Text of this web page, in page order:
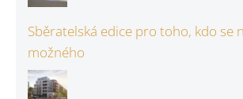
Sběratelská edice pro toho, kdo se
možného